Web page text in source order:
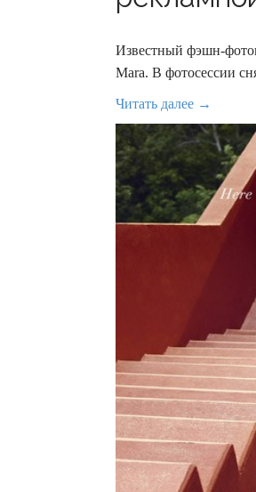
Известный фэшн-
Mara. В фотосессии
Читать далее →